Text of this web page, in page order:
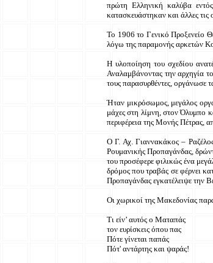
πρώτη Ελληνική καλύβα
κατασκευάστηκαν και άλλες
Το 1906 το Γενικό Προξενείο
λόγω της παραμονής αρκετών
Η υλοποίηση του σχεδίου
Αναλαμβάνοντας την αρχηγία
τους παρασυρθέντες, οργάνωσε
Ήταν μικρόσωμος, μεγάλος
μάχες στη λίμνη, στον Όλυμπο
περιφέρεια της Μονής Πέτρας,
Ο Γ. Αχ. Γιαννακάκος –
Ρουμανικής Προπαγάνδας,
του προσέφερε φιλικώς ένα
δρόμος που τραβάς σε φέρνει
Προπαγάνδας εγκατέλειψε την
Οι χωρικοί της Μακεδονίας
Τι είν’ αυτός ο Ματαπάς
τον ευρίσκεις όπου πας
Πότε γίνεται παπάς
Πότ' αντάρτης και ψαράς!